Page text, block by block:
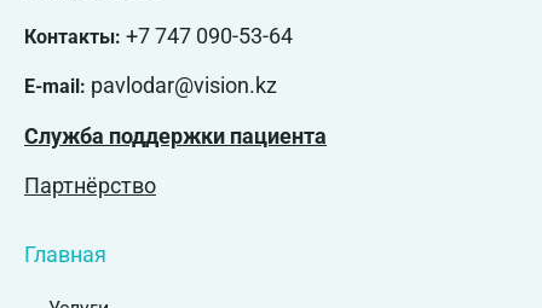
Контакты: +7 747 090-53-64
E-mail: pavlodar@vision.kz
Служба поддержки пациента
Партнёрство
Главная